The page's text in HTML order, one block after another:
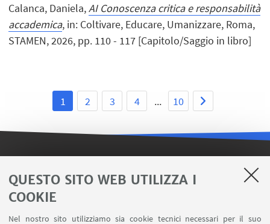
QUESTO SITO WEB UTILIZZA I
COOKIE
Nel nostro sito utilizziamo sia cookie tecnici necessari per il suo
Calanca, Daniela,AI Conoscenza critica e responsabilità
accademica, in: Coltivare, Educare, Umanizzare, Roma,
STAMEN, 2026, pp. 110 - 117 [Capitolo/Saggio in libro]
1 2 3 4 ... 10